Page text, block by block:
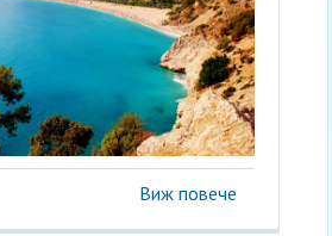
Виж повече